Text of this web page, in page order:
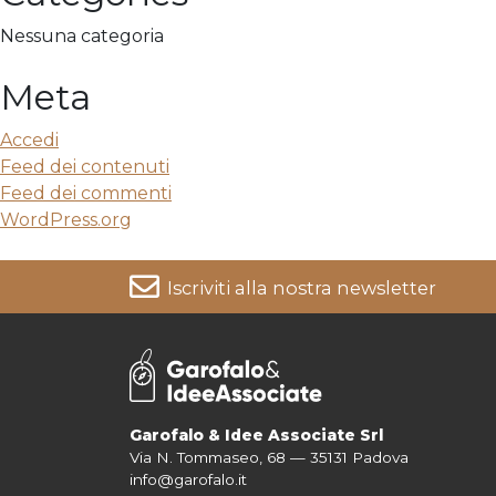
Nessuna categoria
Meta
Accedi
Feed dei contenuti
Feed dei commenti
WordPress.org
Iscriviti alla nostra newsletter
Garofalo & Idee Associate Srl
Via N. Tommaseo, 68 — 35131 Padova
info@garofalo.it